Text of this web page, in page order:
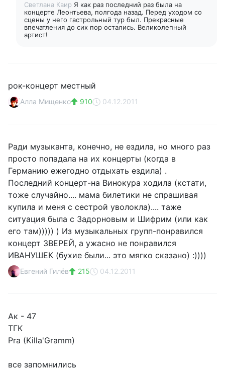
Светлана Квир Я как раз последний раз была на
концерте Леонтьева, полгода назад. Перед уходом со
сцены у него гастрольный тур был. Прекрасные
впечатления до сих пор остались. Великолепный
артист!
рок-концерт местный
Алла Мищенко 910 04.12.2011
Ради музыканта, конечно, не ездила, но много раз
просто попадала на их концерты (когда в
Германию ежегодно отдыхать ездила) .
Последний концерт-на Винокура ходила (кстати,
тоже случайно.... мама билетики не спрашивая
купила и меня с сестрой уволокла).... таже
ситуация была с Задорновым и Шифрим (или как
его там))))) ) Из музыкальных групп-понравился
концерт ЗВЕРЕЙ, а ужасно не понравился
ИВАНУШЕК (бухие были... это мягко сказано) :))))
Евгений Гилёв 215 04.12.2011
Ак - 47
ТГК
Pra (Killa'Gramm)
все запомнились